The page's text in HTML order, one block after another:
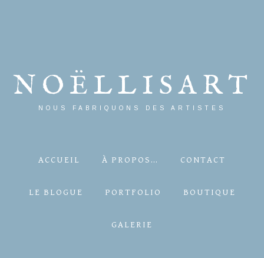
NOËLLISART
NOUS FABRIQUONS DES ARTISTES
ACCUEIL À PROPOS… CONTACT
LE BLOGUE PORTFOLIO BOUTIQUE
GALERIE